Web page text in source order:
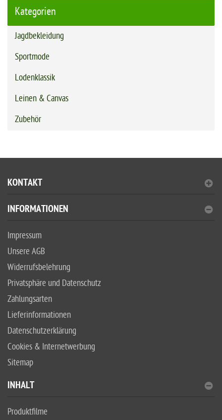
Kategorien
Jagdbekleidung
Sportmode
Lodenklassik
Leinen & Canvas
Zubehör
KONTAKT
INFORMATIONEN
Impressum
Unsere AGB
Widerrufsbelehrung
Privatsphäre und Datenschutz
Zahlungsarten
Lieferinformationen
Datenschutzerklärung
Cookies & Internetwerbung
Sitemap
INHALT
Produktfilme